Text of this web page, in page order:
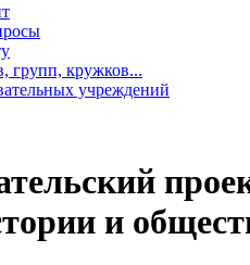
групп, кружков...
учреждений
и